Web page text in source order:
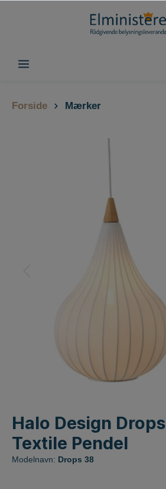
Forside Mærker
Halo Design Drops
Textile Pendel
Modelnavn: Drops 38